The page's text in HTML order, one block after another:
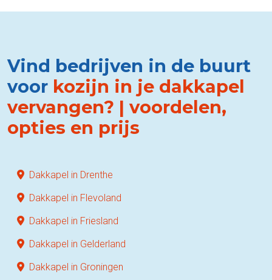
Vind bedrijven in de buurt
voor kozijn in je dakkapel
vervangen? | voordelen,
opties en prijs
Dakkapel in Drenthe
Dakkapel in Flevoland
Dakkapel in Friesland
Dakkapel in Gelderland
Dakkapel in Groningen